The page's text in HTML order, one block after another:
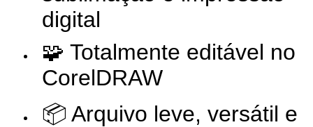
digital
🧩 Totalmente editável no
CorelDRAW
📦 Arquivo leve, versátil e